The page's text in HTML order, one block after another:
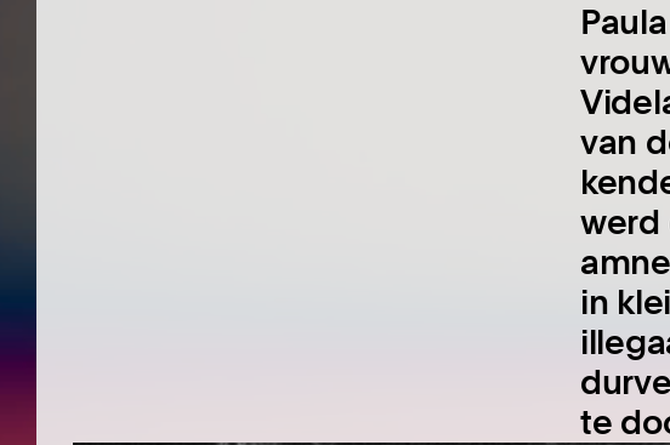
van
werd
in
te